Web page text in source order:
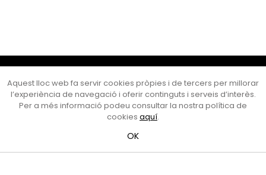
Cultura Mataró
Ajuntament de Mataró
C. de Sant Josep, 9 (Mataró, 08302)
Horari d'obertura: dilluns, dimecres i divendres de 10 a 13 h.
al telèfon al 93 758 23 61
Bústia ciutadana
Aquest lloc web fa servir cookies pròpies i de tercers per millorar
l’experiència de navegació i oferir continguts i serveis d’interès.
Per a més informació podeu consultar la nostra política de
cookies aquí.
OK